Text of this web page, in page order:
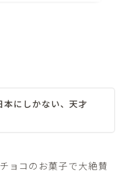
本にしかない、天才
ョコのお菓子で大絶賛